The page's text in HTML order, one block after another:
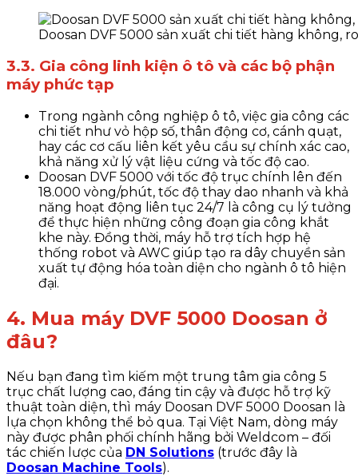
Doosan DVF 5000 sản xuất chi tiết hàng không,
3.3. Gia công linh kiện ô tô và các bộ phận
máy phức tạp
Trong ngành công nghiệp ô tô, việc gia công các
chi tiết như vỏ hộp số, thân động cơ, cánh quạt,
hay các cơ cấu liên kết yêu cầu sự chính xác cao,
khả năng xử lý vật liệu cứng và tốc độ cao.
Doosan DVF 5000 với tốc độ trục chính lên đến
18.000 vòng/phút, tốc độ thay dao nhanh và khả
năng hoạt động liên tục 24/7 là công cụ lý tưởng
để thực hiện những công đoạn gia công khắt
khe này. Đồng thời, máy hỗ trợ tích hợp hệ
thống robot và AWC giúp tạo ra dây chuyền sản
xuất tự động hóa toàn diện cho ngành ô tô hiện
đại.
4. Mua máy DVF 5000 Doosan ở
đâu?
Nếu bạn đang tìm kiếm một trung tâm gia công 5
trục chất lượng cao, đáng tin cậy và được hỗ trợ kỹ
thuật toàn diện, thì máy Doosan DVF 5000 Doosan là
lựa chọn không thể bỏ qua. Tại Việt Nam, dòng máy
này được phân phối chính hãng bởi Weldcom – đối
tác chiến lược của DN Solutions (trước đây là
Doosan Machine Tools).